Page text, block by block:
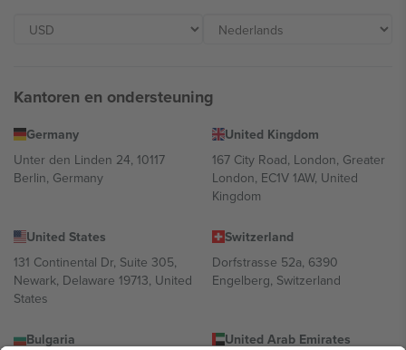
Kantoren en ondersteuning
Germany
Unter den Linden 24, 10117
Berlin, Germany
United Kingdom
167 City Road, London, Greater
London, EC1V 1AW, United
Kingdom
United States
131 Continental Dr, Suite 305,
Newark, Delaware 19713, United
States
Switzerland
Dorfstrasse 52a, 6390
Engelberg, Switzerland
Bulgaria
United Arab Emirates